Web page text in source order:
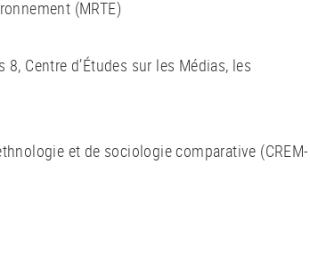
(MRTE)
Centre d’Études sur les Médias, les
et de sociologie comparative (CREM-